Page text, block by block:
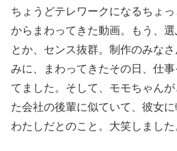
ちょうどテレワークになるちょ
からまわってきた動画。もう、
とか、センス抜群。制作のみな
みに、まわってきたその日、仕
てました。そして、モモちゃん
た会社の後輩に似ていて、彼女
わたしだとのこと。大笑しました